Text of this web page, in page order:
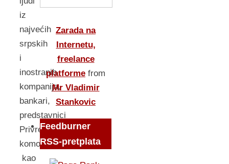
iz
najvećih
srpskih
i
inostranih
kompanija,
bankari,
predstavnici
Privredne
komore,
kao
Zarada na
Internetu,
freelance
platforme from
Mr Vladimir
Stankovic
Feedburner
RSS-pretplata